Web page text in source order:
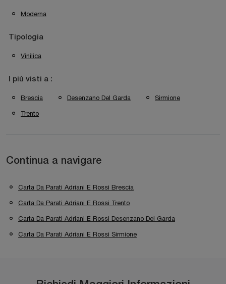
Moderna
Tipologia
Vinilica
I più visti a :
Brescia Desenzano Del Garda Sirmione
Trento
Continua a navigare
Carta Da Parati Adriani E Rossi Brescia
Carta Da Parati Adriani E Rossi Trento
Carta Da Parati Adriani E Rossi Desenzano Del Garda
Carta Da Parati Adriani E Rossi Sirmione